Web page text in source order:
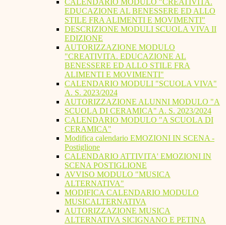
CALENDARIO MODULO "CREATIVITA.
EDUCAZIONE AL BENESSERE ED ALLO
STILE FRA ALIMENTI E MOVIMENTI"
DESCRIZIONE MODULI SCUOLA VIVA II
EDIZIONE
AUTORIZZAZIONE MODULO
"CREATIVITA. EDUCAZIONE AL
BENESSERE ED ALLO STILE FRA
ALIMENTI E MOVIMENTI"
CALENDARIO MODULI "SCUOLA VIVA"
A. S. 2023/2024
AUTORIZZAZIONE ALUNNI MODULO "A
SCUOLA DI CERAMICA" A. S. 2023/2024
CALENDARIO MODULO "A SCUOLA DI
CERAMICA"
Modifica calendario EMOZIONI IN SCENA -
Postiglione
CALENDARIO ATTIVITA' EMOZIONI IN
SCENA POSTIGLIONE
AVVISO MODULO "MUSICA
ALTERNATIVA"
MODIFICA CALENDARIO MODULO
MUSICALTERNATIVA
AUTORIZZAZIONE MUSICA
ALTERNATIVA SICIGNANO E PETINA